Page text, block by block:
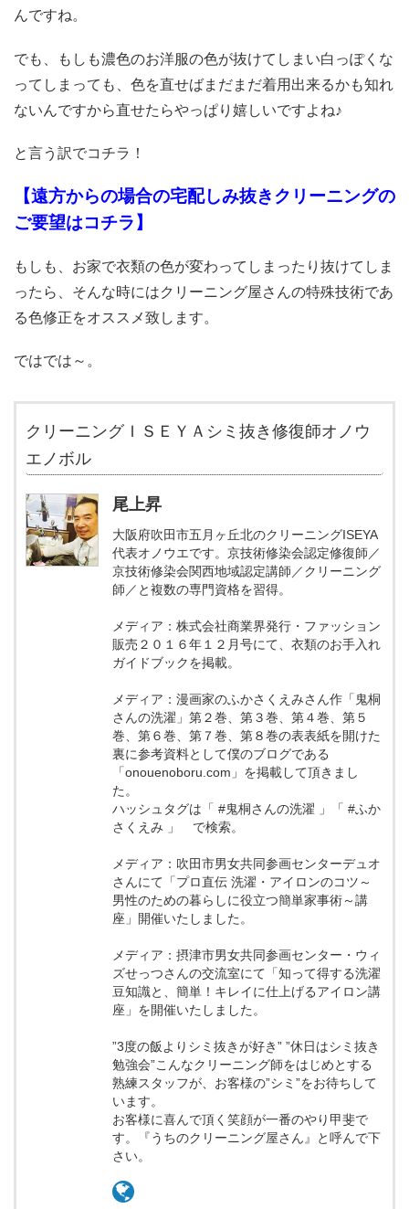
んですね。
でも、もしも濃色のお洋服の色が抜けてしまい白っぽくな
ってしまっても、色を直せばまだまだ着用出来るかも知れ
ないんですから直せたらやっぱり嬉しいですよね♪
と言う訳でコチラ！
【遠方からの場合の宅配しみ抜きクリーニングの
ご要望はコチラ 】
もしも、お家で衣類の色が変わってしまったり抜けてしま
ったら、そんな時にはクリーニング屋さんの特殊技術であ
る色修正をオススメ致します。
ではでは～。
クリーニングＩＳＥＹＡシミ抜き修復師オノウ
エノボル
尾上昇
大阪府吹田市五月ヶ丘北のクリーニングISEYA
代表オノウエです。京技術修染会認定修復師／
京技術修染会関西地域認定講師／クリーニング
師／と複数の専門資格を習得。
メディア：株式会社商業界発行・ファッション
販売２０１６年１２月号にて、衣類のお手入れ
ガイドブックを掲載。
メディア：漫画家のふかさくえみさん作「鬼桐
さんの洗濯」第２巻、第３巻、第４巻、第５
巻、第６巻、第７巻、第８巻の表表紙を開けた
裏に参考資料として僕のブログである
「onouenoboru.com」を掲載して頂きまし
た。
ハッシュタグは「 #鬼桐さんの洗濯 」「 #ふか
さくえみ 」 で検索。
メディア：吹田市男女共同参画センターデュオ
さんにて「プロ直伝 洗濯・アイロンのコツ～
男性のための暮らしに役立つ簡単家事術～講
座」開催いたしました。
メディア：摂津市男女共同参画センター・ウィ
ズせっつさんの交流室にて「知って得する洗濯
豆知識と、簡単！キレイに仕上げるアイロン講
座」を開催いたしました。
”3度の飯よりシミ抜きが好き” ”休日はシミ抜き
勉強会”こんなクリーニング師をはじめとする
熟練スタッフが、お客様の”シミ”をお待ちして
います。
お客様に喜んで頂く笑顔が一番のやり甲斐で
す。『うちのクリーニング屋さん』と呼んで下
さい。